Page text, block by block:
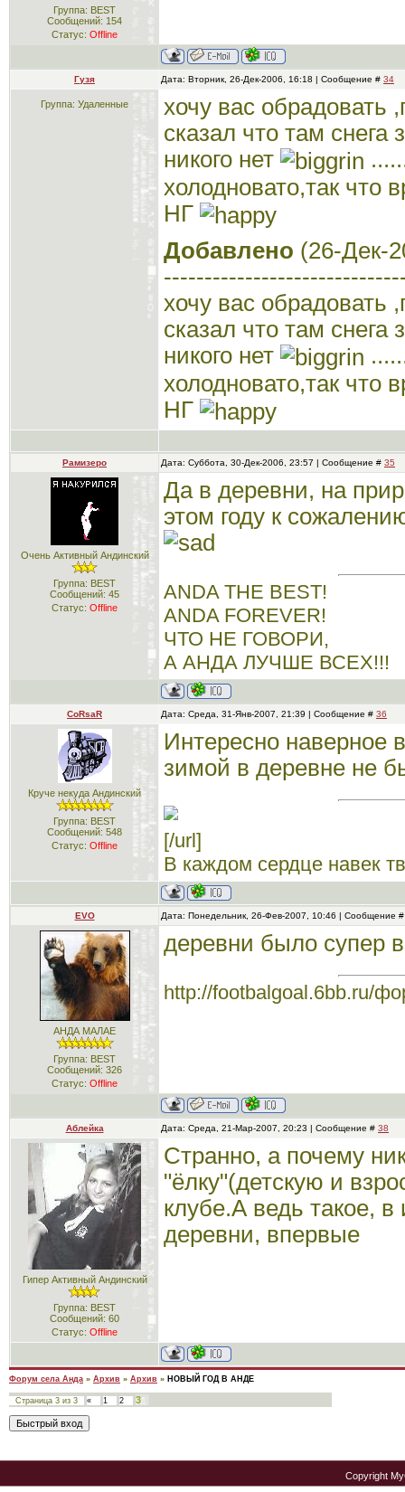
Группа: BEST
Сообщений: 154
Статус: Offline
Гузя Дата: Вторник, 26-Дек-2006, 16:18 | Сообщение # 34
Группа: Удаленные
хочу вас обрадовать
сказал что там снега
никого нет
холодновато,так что
НГ
Добавлено (26-Дек-
хочу вас обрадовать
сказал что там снега
никого нет
холодновато,так что
НГ
Рамизеро Дата: Суббота, 30-Дек-2006, 23:57 | Сообщение # 35
Очень Активный Андинский
Группа: BEST
Сообщений: 45
Статус: Offline
Да в деревни, на
этом году к
ANDA THE BEST!
ANDA FOREVER!
ЧТО НЕ ГОВОРИ,
А АНДА ЛУЧШЕ ВСЕХ!!!
CoRsaR Дата: Среда, 31-Янв-2007, 21:39 | Сообщение # 36
Круче некуда Андинский
Группа: BEST
Сообщений: 548
Статус: Offline
Интересно наверное
зимой в деревне не
[/url]
В каждом сердце навек
EVO Дата: Понедельник, 26-Фев-2007, 10:46 | Сообщение
АНДА МАЛАЕ
Группа: BEST
Сообщений: 326
Статус: Offline
деревни было супер
http://footbalgoal.6bb.ru/
Аблейка Дата: Среда, 21-Мар-2007, 20:23 | Сообщение # 38
Гипер Активный Андинский
Группа: BEST
Сообщений: 60
Статус: Offline
Странно, а почему
"ёлку"(детскую и
клубе.А ведь такое,
деревни, впервые
Форум села Анда » Архив » Архив » НОВЫЙ ГОД В АНДЕ
Страница 3 из 3 « 1 2 3
Copyright